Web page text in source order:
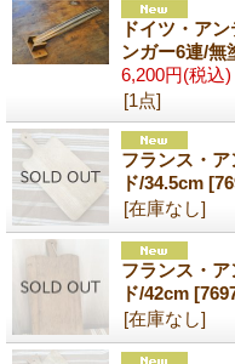
ドイツ・ア
ンガー6連/無
6,200円(税込)
[1点]
フランス・
ド/34.5cm
[在庫なし]
フランス・
ド/42cm
[在庫なし]